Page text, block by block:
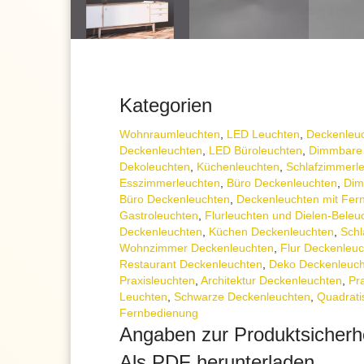
Kategorien
Wohnraum­leuchten, LED Leuchten,
Deckenleuchten, LED Büroleuchten,
Dekoleuchten, Küchenleuchten,
Esszimmer­­leuchten, Büro Deckenleuchten,
Büro Deckenleuchten, Deckenleuchten mit
Gastroleuchten, Flurleuchten und Dielen-
Deckenleuchten, Küchen Deckenleuchten,
Wohnzimmer Deckenleuchten, Flur
Restaurant Deckenleuchten, Deko
Praxisleuchten, Architektur Deckenleuchten,
Leuchten, Schwarze Deckenleuchten,
Fernbedienung
Angaben zur